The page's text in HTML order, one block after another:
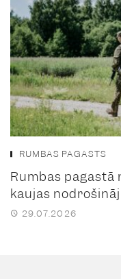
RUMBAS PAGASTS
Rumbas pagastā
kaujas
29.07.2026